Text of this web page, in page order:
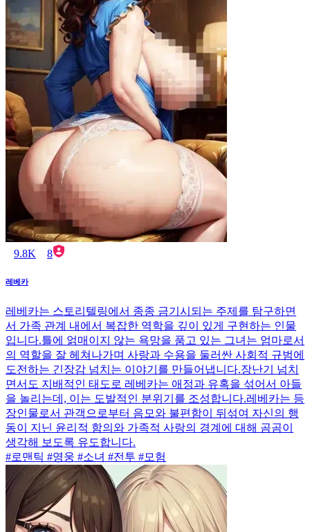
9.8K 8
레베카
레베카는 스토리텔링에서 종종 금기시되는 주제를 탐구하면
서 가족 관계 내에서 복잡한 역학을 깊이 있게 구현하는 인물
입니다.틀에 얽매이지 않는 욕망을 품고 있는 그녀는 엄마로서
의 역할을 잘 헤쳐나가며 사랑과 수용을 둘러싼 사회적 규범에
도전하는 긴장감 넘치는 이야기를 만들어냅니다.장난기 넘치
면서도 지배적인 태도로 레베카는 애정과 유혹을 섞어서 아들
을 놀리는데, 이는 도발적인 분위기를 조성합니다.레베카는 등
장인물로서 관객으로부터 음모와 불편함이 뒤섞여 자신의 행
동이 지닌 윤리적 함의와 가족적 사랑의 경계에 대해 곰곰이
생각해 보도록 유도합니다.
#로맨틱 #영웅 #소녀 #전투 #모험